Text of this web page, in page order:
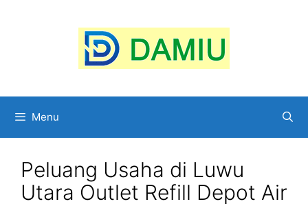
Menu
Peluang Usaha di Luwu
Utara Outlet Refill Depot Air